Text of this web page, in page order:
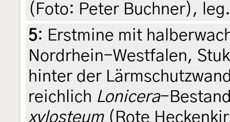
(Foto: Peter Buchner),
5: Erstmine mit
Nordrhein-Westfalen,
hinter der
reichlich Lonicera-
xylosteum(Rote